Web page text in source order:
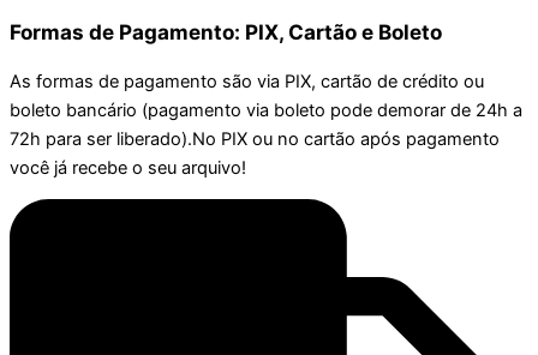
Formas de Pagamento: PIX, Cartão e Boleto
As formas de pagamento são via PIX, cartão de crédito ou
boleto bancário (pagamento via boleto pode demorar de 24h a
72h para ser liberado).No PIX ou no cartão após pagamento
você já recebe o seu arquivo!